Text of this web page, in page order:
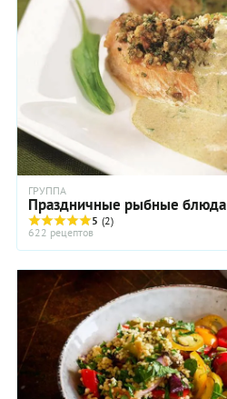
ГРУППА
Праздничные рыбные блюда
5 (2)
622 рецептов